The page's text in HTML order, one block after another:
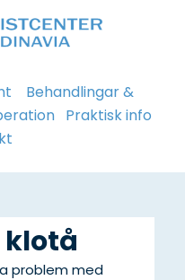
Behandlingar &
Praktisk info
problem med